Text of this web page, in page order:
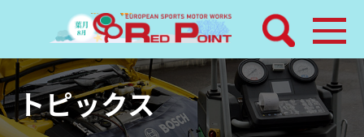
検索
ホーム
トピックス
トピックス